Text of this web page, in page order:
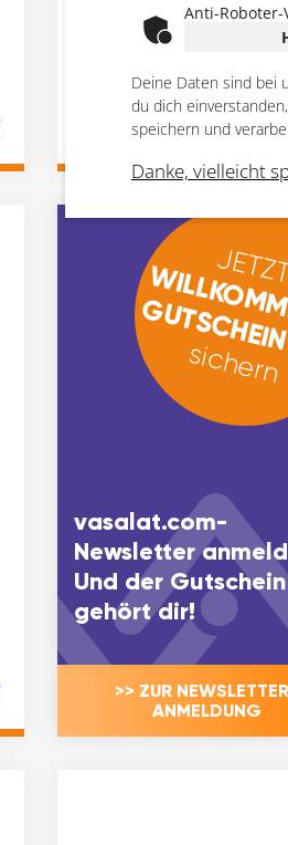
Mechanikerwerkzeug,
Ganzstahlausführung,
VERWENDUNG:
schwer zugängliche
flexiblem Schaft, ideal für
Ganzstahlausführung
Der flexible Krallengreifer
10,74
sichern
vasalat.com-
Newsletter
Und der Gutschein
gehört dir!
>> ZUR
ANMELDUNG
Anti-
Deine Daten sind bei
du dich
speichern und
Danke, vielleicht